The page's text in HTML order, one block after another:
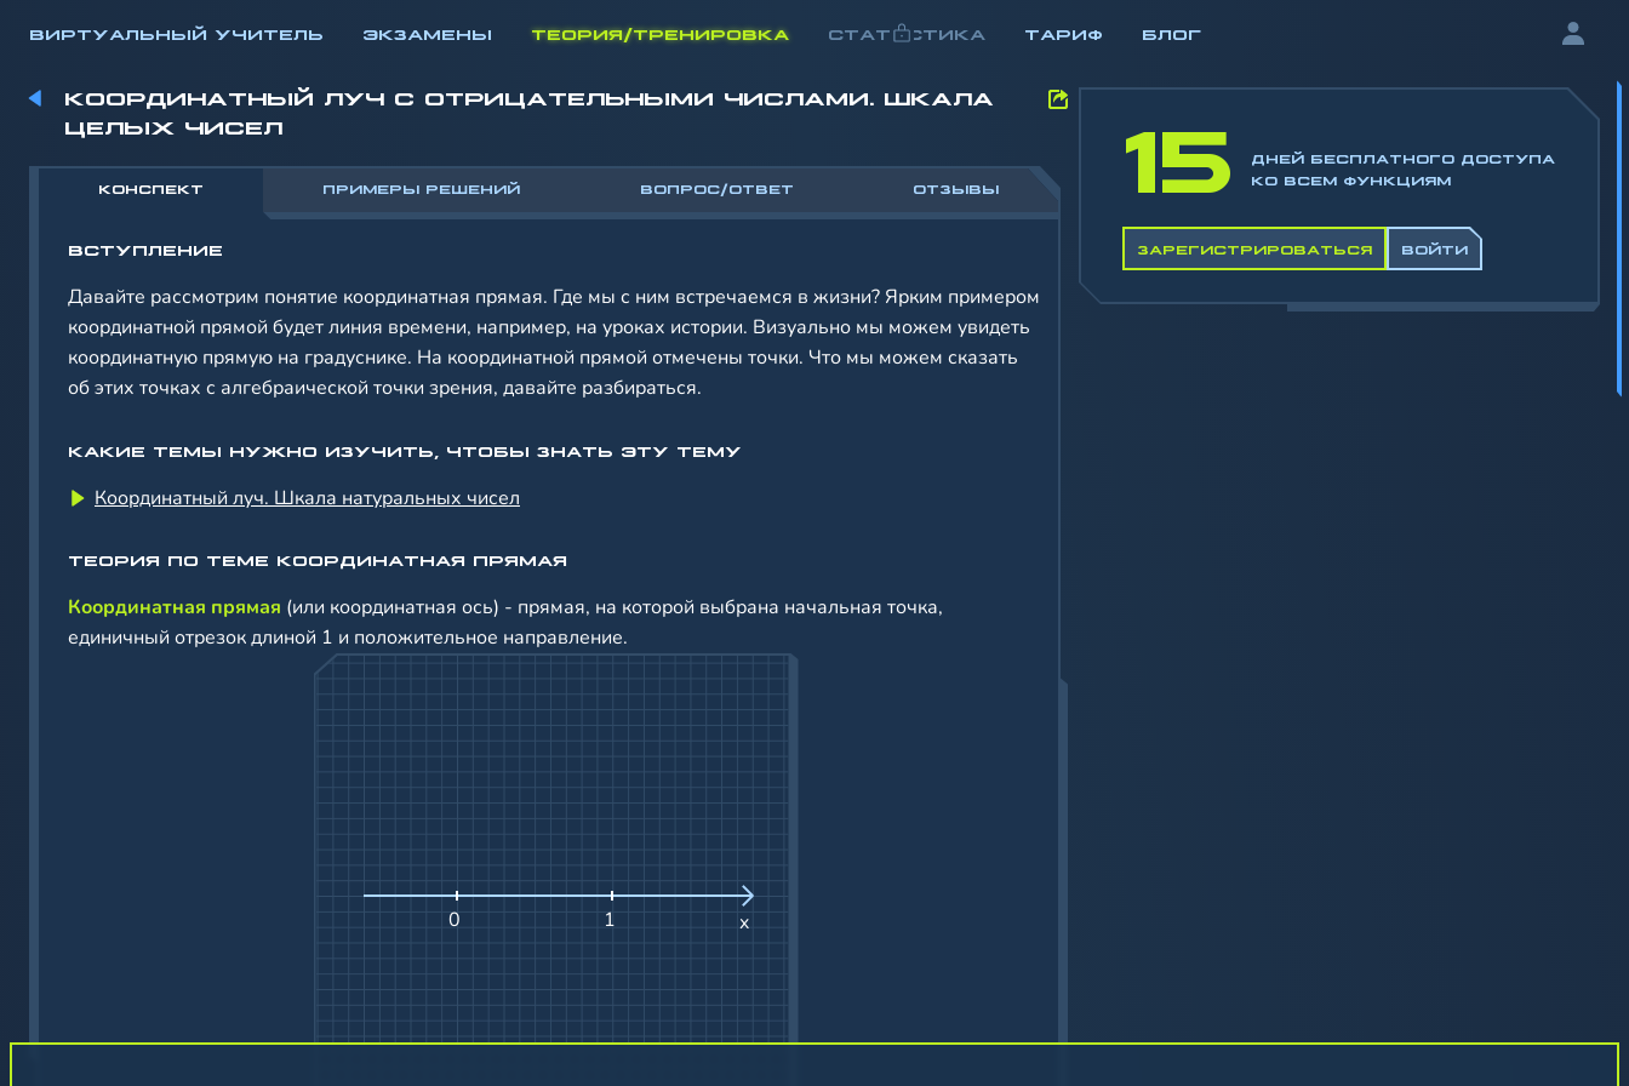
ВИРТУАЛЬНЫЙ УЧИТЕЛЬ ЭКЗАМЕНЫ ТЕОРИЯ/ТРЕНИРОВКА СТАТИСТИКА ТАРИФ БЛОГ
КООРДИНАТНЫЙ ЛУЧ С ОТРИЦАТЕЛЬНЫМИ ЧИСЛАМИ. ШКАЛА
ЦЕЛЫХ ЧИСЕЛ
ВСТУПЛЕНИЕ
Давайте рассмотрим понятие координатная прямая. Где мы с ним встречаемся в жизни? Ярким примером
координатной прямой будет линия времени, например, на уроках истории. Визуально мы можем увидеть
координатную прямую на градуснике. На координатной прямой отмечены точки. Что мы можем сказать
об этих точках с алгебраической точки зрения, давайте разбираться.
КАКИЕ ТЕМЫ НУЖНО ИЗУЧИТЬ, ЧТОБЫ ЗНАТЬ ЭТУ ТЕМУ
Координатный луч. Шкала натуральных чисел
ТЕОРИЯ ПО ТЕМЕ КООРДИНАТНАЯ ПРЯМАЯ
Координатная прямая (или координатная ось) - прямая, на которой выбрана начальная точка,
единичный отрезок длиной 1 и положительное направление.
0 1 x
КОНСПЕКТ ПРИМЕРЫ РЕШЕНИЙ ВОПРОС/ОТВЕТ ОТЗЫВЫ 15
ДНЕЙ БЕСПЛАТНОГО ДОСТУПА
КО ВСЕМ ФУНКЦИЯМ
ЗАРЕГИСТРИРОВАТЬСЯ ВОЙТИ